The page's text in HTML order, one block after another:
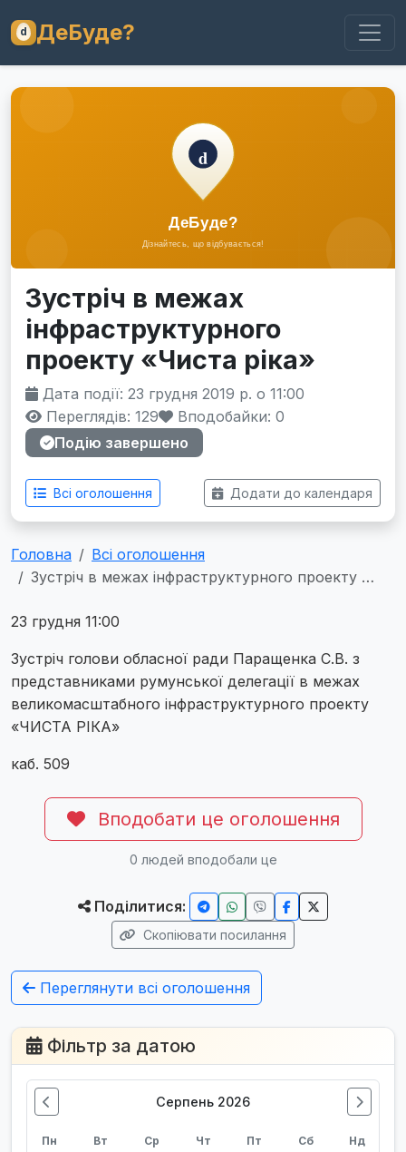
ДеБуде?
Зустріч в межах
інфраструктурного
проекту «Чиста ріка»
Дата події: 23 грудня 2019 р. о 11:00
Переглядів: 129
Вподобайки: 0
Подію завершено
Всі оголошення Додати до календаря
Головна
Всі оголошення
Зустріч в межах інфраструктурного проекту …
23 грудня 11:00
Зустріч голови обласної ради Паращенка С.В. з
представниками румунської делегації в межах
великомасштабного інфраструктурного проекту
«ЧИСТА РІКА»
каб. 509
Вподобати це оголошення
0 людей вподобали це
Поділитися:
Скопіювати посилання
Переглянути всі оголошення
Фільтр за датою
Серпень 2026
Пн Вт Ср Чт Пт Сб Нд